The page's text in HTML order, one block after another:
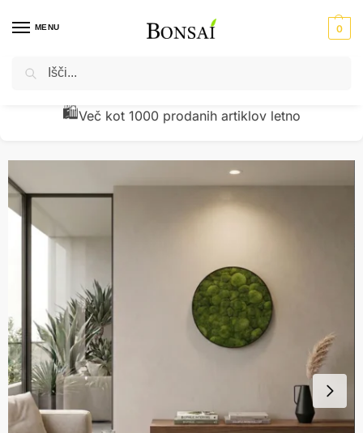
MENU 0
Domov / Dodatki za dom
🧾Preverjena kakovost z vračili pod 1 %